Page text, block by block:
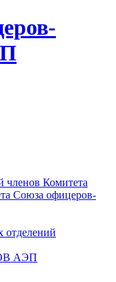
членов Комитета
Союза офицеров-
отделений
АЭП